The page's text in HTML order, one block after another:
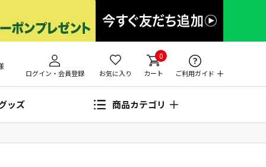
ログイン・会員登録 お気に入り
0
カート ご利用ガイド
ッズ 商品カテゴリ